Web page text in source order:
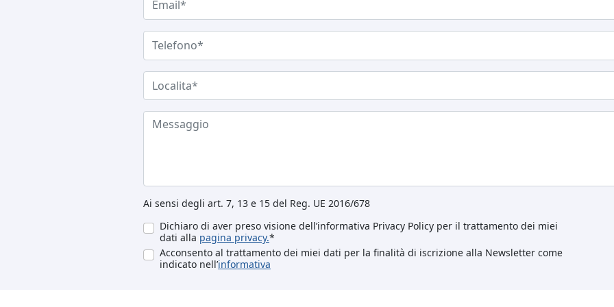
Ai sensi degli art. 7, 13 e 15 del Reg. UE 2016/678
Dichiaro di aver preso visione dell’informativa Privacy Policy per il trattamento dei miei
dati alla pagina privacy.*
Acconsento al trattamento dei miei dati per la finalità di iscrizione alla Newsletter come
indicato nell’informativa